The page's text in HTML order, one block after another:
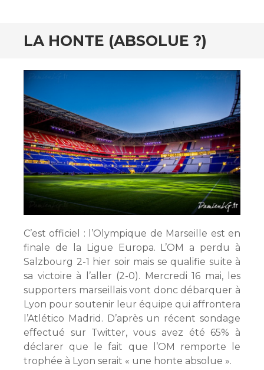
LA HONTE (ABSOLUE ?)
C’est officiel : l’Olympique de Marseille est en
finale de la Ligue Europa. L’OM a perdu à
Salzbourg 2-1 hier soir mais se qualifie suite à
sa victoire à l’aller (2-0). Mercredi 16 mai, les
supporters marseillais vont donc débarquer à
Lyon pour soutenir leur équipe qui affrontera
l’Atlético Madrid. D’après un récent sondage
effectué sur Twitter, vous avez été 65% à
déclarer que le fait que l’OM remporte le
trophée à Lyon serait « une honte absolue ».